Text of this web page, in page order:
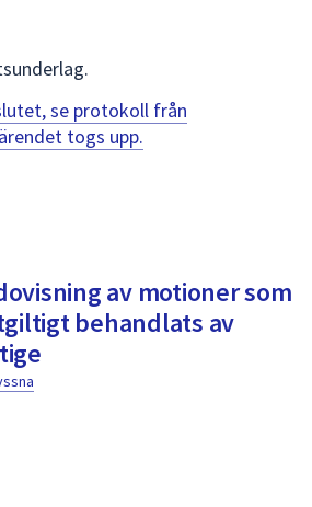
att
navigera
mellan
välja
något
se protokoll från
togs upp.
av motioner som
behandlats av